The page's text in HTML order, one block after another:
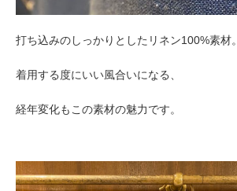
打ち込みのしっかりとしたリネン100%素材。
着用する度にいい風合いになる、
経年変化もこの素材の魅力です。